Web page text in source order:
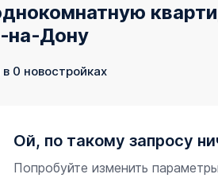
0 новостройках
Ой, по такому запросу
Попробуйте изменить